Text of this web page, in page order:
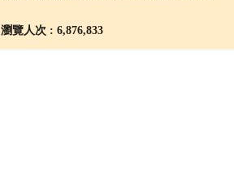
瀏覽人次 : 6,876,833